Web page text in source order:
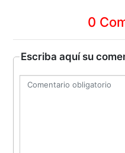
0
Escriba aquí su